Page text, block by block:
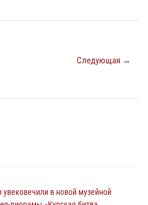
Следующая →
увековечили в новой музейной